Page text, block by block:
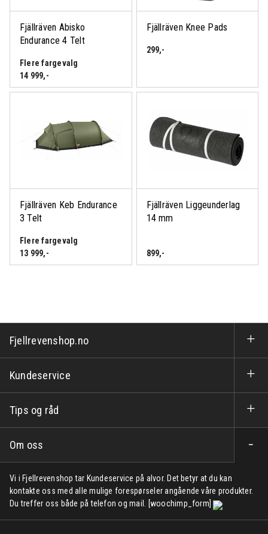
Fjällräven Abisko
Endurance 4 Telt
Flere fargevalg
14 999,-
Fjällräven Knee Pads
299,-
Fjällräven Keb Endurance
3 Telt
Flere fargevalg
13 999,-
Fjällräven Liggeunderlag
14 mm
899,-
Fjellrevenshop.no
Kundeservice
Tips og råd
Om oss
Vi i Fjellrevenshop tar Kundeservice på alvor. Det betyr at du kan
kontakte oss med alle mulige forespørseler angående våre produkter.
Du treffer oss både på telefon og mail. [woochimp_form]